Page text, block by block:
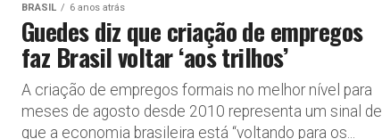
BRASIL 6 anos atrás
Guedes diz que criação de empregos
faz Brasil voltar ‘aos trilhos’
A criação de empregos formais no melhor nível para
meses de agosto desde 2010 representa um sinal de
que a economia brasileira está “voltando para os...